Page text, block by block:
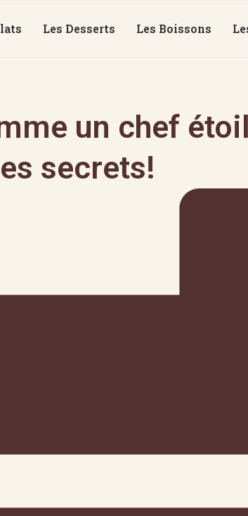
Les Desserts Les Boissons
un chef
secrets!